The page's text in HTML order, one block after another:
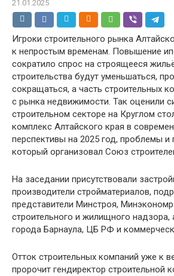
21.01.2025
Игроки строительного рынка
к непростым временам. Повышение
сократило спрос на строящееся
строительства будут уменьшаться,
сокращаться, а часть строительных
с рынка недвижимости. Так оценили
строительном секторе на Круглом
комплекс Алтайского края в
перспективы на 2025 год, проблемы и
который организовал Союз
На заседании присутствовали
производители стройматериалов,
представители Минстроя,
строительного и жилищного надзора,
города Барнаула, ЦБ РФ и
Отток строительных компаний уже к
пророчит гендиректор строительной